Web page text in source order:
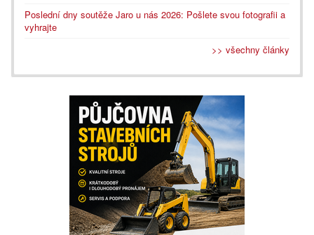
Poslední dny soutěže Jaro u nás 2026: Pošlete svou fotografii a
vyhrajte
>> všechny články